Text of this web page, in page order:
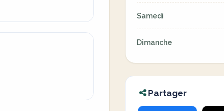
Samedi
Dimanche
Partager